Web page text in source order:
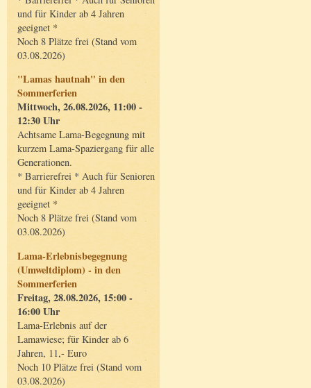
und für Kinder ab 4 Jahren
geeignet *
Noch 8 Plätze frei (Stand vom
03.08.2026)
"Lamas hautnah" in den
Sommerferien
Mittwoch, 26.08.2026, 11:00 -
12:30 Uhr
Achtsame Lama-Begegnung mit
kurzem Lama-Spaziergang für alle
Generationen.
* Barrierefrei * Auch für Senioren
und für Kinder ab 4 Jahren
geeignet *
Noch 8 Plätze frei (Stand vom
03.08.2026)
Lama-Erlebnisbegegnung
(Umweltdiplom) - in den
Sommerferien
Freitag, 28.08.2026, 15:00 -
16:00 Uhr
Lama-Erlebnis auf der
Lamawiese; für Kinder ab 6
Jahren, 11,- Euro
Noch 10 Plätze frei (Stand vom
03.08.2026)